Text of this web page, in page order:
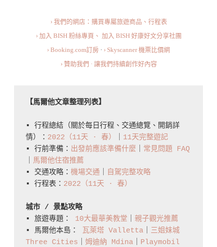
·
欣
賞
三
的
最
佳
點
Need
To
› 我們的網店：購買專屬旅遊商品、行程表
› 加入 BISH 粉絲專頁、 加入 BISH 好康好文分享社團
› Booking.com訂房 · › Skyscanner 機票比價網
› 贊助我們 · 讓我們持續創作好內容
【馬爾他文章整理列表】
▪️ 行程總結（關於每日行程、交通總覽、開銷詳
情）： 2022（11天 · 春）
11天完整遊記
▪️ 行前準備： 出發前應該準備什麼
常見問題 FAQ
馬爾他住宿推薦
▪️ 交通攻略： 機場交通
自駕完整攻略
▪️ 行程表： 2022（11天 · 春）
城市 / 景點攻略
▪️ 旅遊專題： 10大最華美教堂
親子觀光推薦
▪️ 馬爾他本島： 瓦萊塔 Valletta
三姐妹城
Three Cities
姆迪納 Mdina
Playmobil